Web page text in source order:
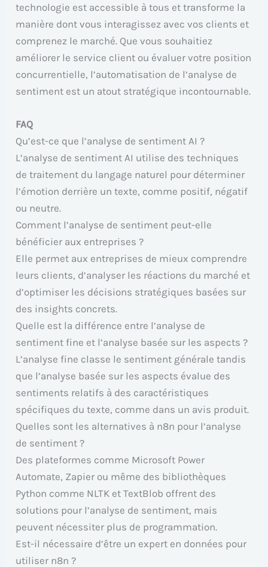
technologie est accessible à tous et transforme la
manière dont vous interagissez avec vos clients et
comprenez le marché. Que vous souhaitiez
améliorer le service client ou évaluer votre position
concurrentielle, l’automatisation de l’analyse de
sentiment est un atout stratégique incontournable.
FAQ
Qu’est-ce que l’analyse de sentiment AI ?
L’analyse de sentiment AI utilise des techniques
de traitement du langage naturel pour déterminer
l’émotion derrière un texte, comme positif, négatif
ou neutre.
Comment l’analyse de sentiment peut-elle
bénéficier aux entreprises ?
Elle permet aux entreprises de mieux comprendre
leurs clients, d’analyser les réactions du marché et
d’optimiser les décisions stratégiques basées sur
des insights concrets.
Quelle est la différence entre l’analyse de
sentiment fine et l’analyse basée sur les aspects ?
L’analyse fine classe le sentiment générale tandis
que l’analyse basée sur les aspects évalue des
sentiments relatifs à des caractéristiques
spécifiques du texte, comme dans un avis produit.
Quelles sont les alternatives à n8n pour l’analyse
de sentiment ?
Des plateformes comme Microsoft Power
Automate, Zapier ou même des bibliothèques
Python comme NLTK et TextBlob offrent des
solutions pour l’analyse de sentiment, mais
peuvent nécessiter plus de programmation.
Est-il nécessaire d’être un expert en données pour
utiliser n8n ?